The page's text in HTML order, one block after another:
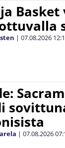
| 07.08.2026
| 07.08.2026